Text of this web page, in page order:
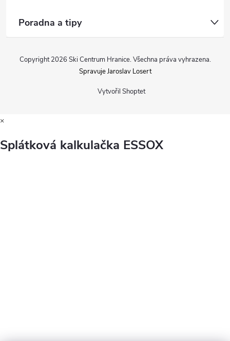
Poradna a tipy
Vytvořil Shoptet
Copyright 2026 Ski Centrum Hranice. Všechna práva vyhrazena.
Spravuje Jaroslav Losert
×
Splátková kalkulačka ESSOX